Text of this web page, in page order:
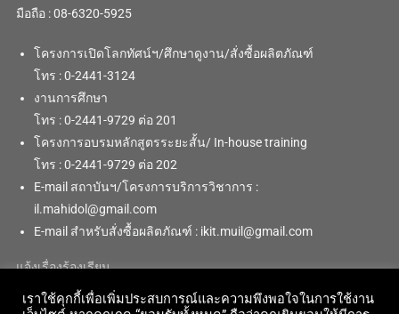
มือถือ : 08-6320-5925
โครงการเปิดโลกทัศน์ฯ/ศึกษาดูงาน/สั่งซื้อผลิตภัณฑ์
โทร : 0-2441-3124
งานการศึกษา
โทร : 0-2441-9729 ต่อ 201
โครงการอบรมหลักสูตรระยะสั้น/ In-house training
โทร : 0-2441-9729 ต่อ 202
E-mail สถาบันฯ/โครงการบริการวิชาการ :
il.mahidol@gmail.com
E-mail สำหรับสั่งซื้อผลิตภัณฑ์ : ikit.muil@gmail.com
แจ้งเรื่องร้องเรียน
เราใช้คุกกี้เพื่อเพิ่มประสบการณ์และความพึงพอใจในการใช้งาน